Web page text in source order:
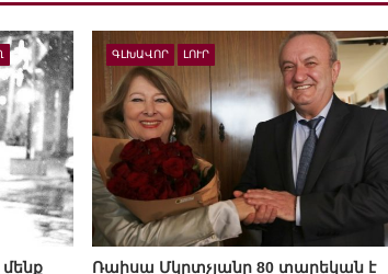
ԳԼԽԱՎՈՐ ԼՈՒՐ
Ռաիսա Մկրտչյանը 80 տարեկան է